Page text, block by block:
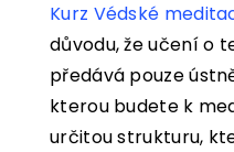
Kurz Védské
důvodu, že učení o
předává pouze
kterou budete k
určitou strukturu,